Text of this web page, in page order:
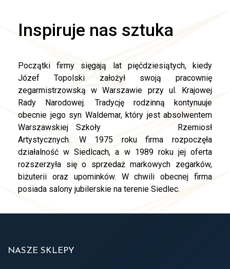
Inspiruje nas sztuka
Początki firmy sięgają lat pięćdziesiątych, kiedy
Józef Topolski założył swoją pracownię
zegarmistrzowską w Warszawie przy ul. Krajowej
Rady Narodowej. Tradycję rodzinną kontynuuje
obecnie jego syn Waldemar, który jest absolwentem
Warszawskiej Szkoły
Rzemiosł
Artystycznych. W 1975 roku firma rozpoczęła
działalność w Siedlcach, a w 1989 roku jej oferta
rozszerzyła się o sprzedaż markowych zegarków,
biżuterii oraz upominków. W chwili obecnej firma
posiada salony jubilerskie na terenie Siedlec.
NASZE SKLEPY